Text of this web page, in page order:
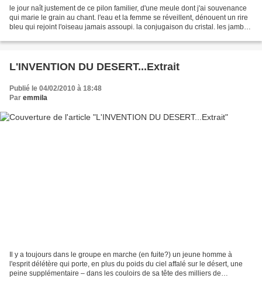
le jour naît justement de ce pilon familier, d'une meule dont j'ai souvenance
qui marie le grain au chant. l'eau et la femme se réveillent, dénouent un rire
bleu qui rejoint l'oiseau jamais assoupi. la conjugaison du cristal. les jambes
L'INVENTION DU DESERT...Extrait
Publié le 04/02/2010 à 18:48
Par emmila
Il y a toujours dans le groupe en marche (en fuite?) un jeune homme à
l'esprit délétère qui porte, en plus du poids du ciel affalé sur le désert, une
peine supplémentaire – dans les couloirs de sa tête des milliers de